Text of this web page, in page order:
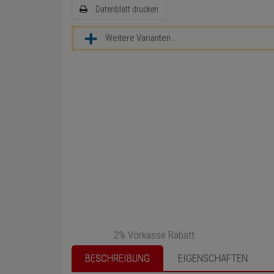
Datenblatt drucken
Weitere Varianten...
2% Vorkasse Rabatt
BESCHREIBUNG
EIGENSCHAFTEN